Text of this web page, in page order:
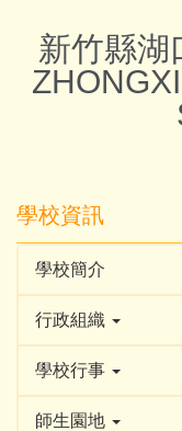
新竹縣湖
學校資訊
學校簡介
行政組織
學校行事
師生園地